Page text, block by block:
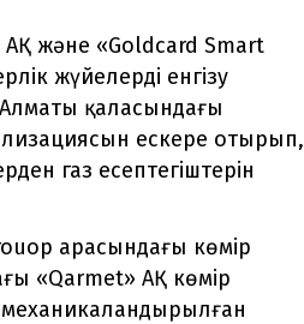
АҚ және «Goldcard Smart
жүйелерді енгізу
қаласындағы
ескере отырып,
газ есептегіштерін
арасындағы көмір
«Qarmet» АҚ көмір